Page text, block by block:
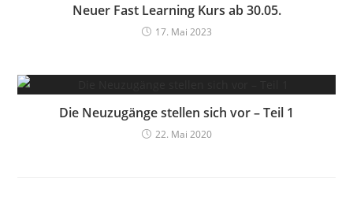
Neuer Fast Learning Kurs ab 30.05.
17. Mai 2023
Die Neuzugänge stellen sich vor – Teil 1
22. Mai 2020